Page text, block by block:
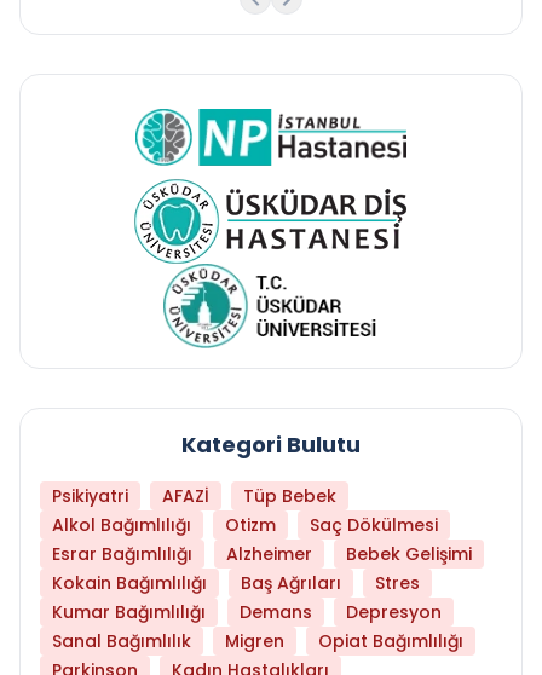
Kategori Bulutu
Psikiyatri AFAZİ
Tüp Bebek
Alkol Bağımlılığı
Otizm
Saç Dökülmesi
Esrar Bağımlılığı
Alzheimer
Bebek Gelişimi
Kokain Bağımlılığı
Baş Ağrıları
Stres
Kumar Bağımlılığı
Demans
Depresyon
Sanal Bağımlılık
Migren
Opiat Bağımlılığı
Parkinson
Kadın Hastalıkları